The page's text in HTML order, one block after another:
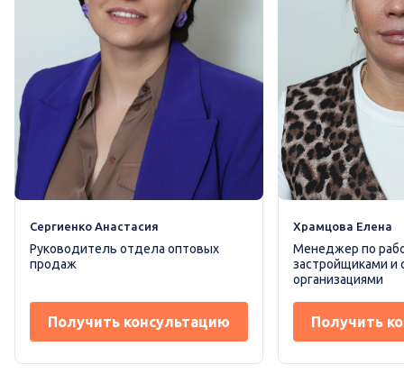
Сергиенко Анастасия
Руководитель отдела оптовых
продаж
Получить консультацию
Храмцова Елена
Менеджер по
застройщиками и
организациями
Получить